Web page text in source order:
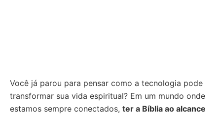
Você já parou para pensar como a tecnologia pode
transformar sua vida espiritual? Em um mundo onde
estamos sempre conectados, ter a Bíblia ao alcance